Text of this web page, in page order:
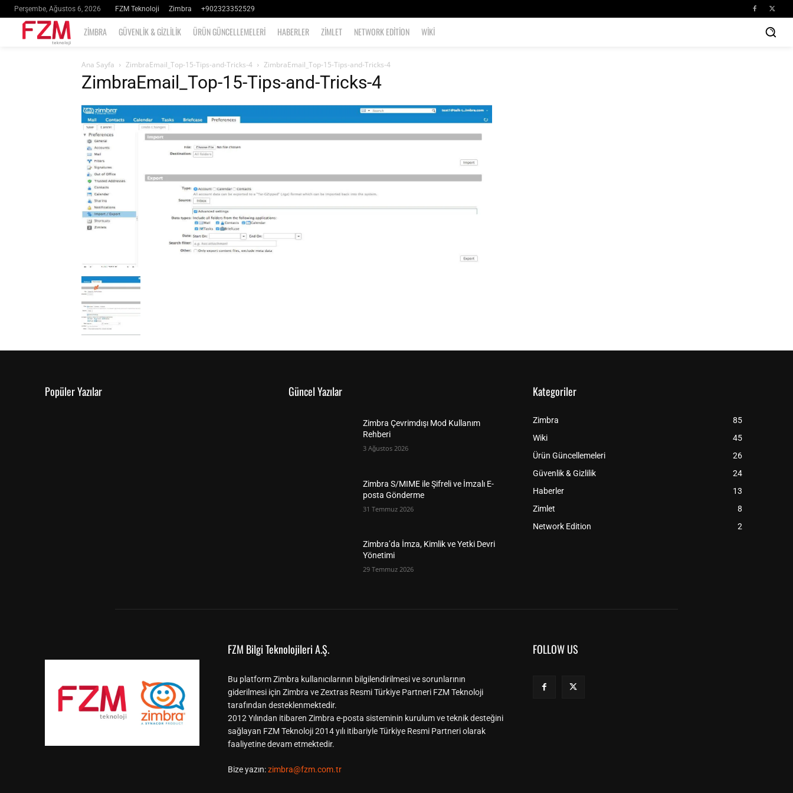
Perşembe, Ağustos 6, 2026 FZM Teknoloji Zimbra +902323352529
ZIMBRA GÜVENLIK & GIZLILIK ÜRÜN GÜNCELLEMELERI HABERLER ZIMLET NETWORK EDITION WIKI
Ana Sayfa ZimbraEmail_Top-15-Tips-and-Tricks-4 ZimbraEmail_Top-15-Tips-and-Tricks-4
ZimbraEmail_Top-15-Tips-and-Tricks-4
Popüler Yazılar Güncel Yazılar
Zimbra Çevrimdışı Mod Kullanım
Rehberi
3 Ağustos 2026
Zimbra S/MIME ile Şifreli ve İmzalı E-
posta Gönderme
31 Temmuz 2026
Zimbra’da İmza, Kimlik ve Yetki Devri
Yönetimi
29 Temmuz 2026
Kategoriler
Zimbra
85
Wiki
45
Ürün Güncellemeleri
26
Güvenlik & Gizlilik
24
Haberler
13
Zimlet
8
Network Edition
2
FZM Bilgi Teknolojileri A.Ş.
Bu platform Zimbra kullanıcılarının bilgilendirilmesi ve sorunlarının
giderilmesi için Zimbra ve Zextras Resmi Türkiye Partneri FZM Teknoloji
tarafından desteklenmektedir.
2012 Yılından itibaren Zimbra e-posta sisteminin kurulum ve teknik desteğini
sağlayan FZM Teknoloji 2014 yılı itibariyle Türkiye Resmi Partneri olarak
faaliyetine devam etmektedir.
Bize yazın:zimbra@fzm.com.tr
FOLLOW US